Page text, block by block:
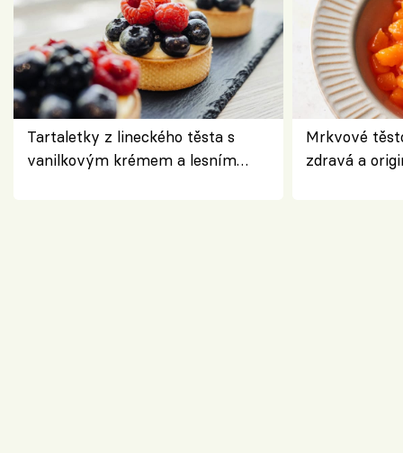
Tartaletky z lineckého těsta s
vanilkovým krémem a lesním
Mrkvové
zdravá a